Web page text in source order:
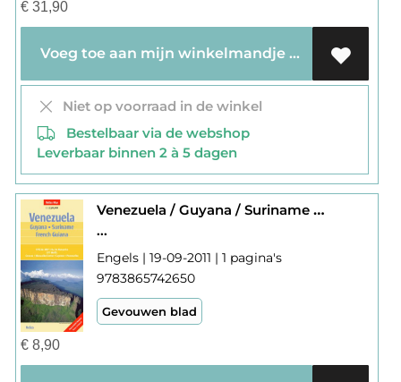
€31,90
Voeg toe aan mijn winkelmandje
Niet op voorraad in de winkel
Bestelbaar via de webshop
Leverbaar binnen 2 à 5 dagen
Venezuela / Guyana / Suriname / Fr. Guiana
...
Engels | 19-09-2011 | 1 pagina's
9783865742650
Gevouwen blad
€8,90